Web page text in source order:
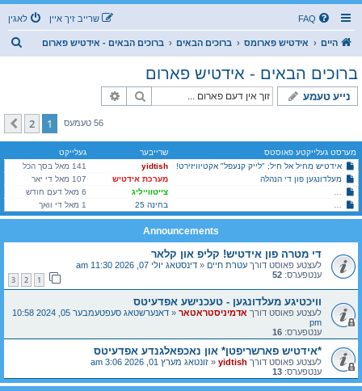
FAQ לאגין שרייב זיך איין
היים אידטיש פארומס ברוכים הבאים ברוכים הבאים - אידטיש פארום
ברוכים הבאים - אידטיש פארום
נייע טעמע זוך
56 טעמעס 1
2
קומענדיגע
מערסט געלייקטע פאוסטס שרייבער
געלייקט
אידטיש מחיל אל חיל; "לייק קנעפל" אקטיוויזירט!
yidtish
141 מאל בסך הכל
מעלדונגען פון די הנהלה
מערכת אידטיש
107 מאל די יאר
פראגעס און שמועסן איבער דעם צענזור אויף אידטישצייטווייליג
6 מאל דעם חודש
זוכט א חברותא פאר א שפראך-אויסבייט (אידיש - עברית)
בחינה 25 1 מאל די וואך
Announcements
די מטרה פון אידטיש! קליפ און קלאר
לעצטע פאוסט דורך עטרת חיים « דינסטאג יולי 07, 2026 11:30 am
ענטפערס: 52
1
2
3
וויכטיגע מעלדונגען - טעכנישע אפדעיטס
לעצטע פאוסט דורך אדמיניסטראטאר «
דאנערשטאג סעפטעמבער 05, 2024 10:58
pm
ענטפערס: 16
*אידטיש פארשריפטן* און נאכפאלגנדע אפדעיטס
לעצטע פאוסט דורך yidtish
« זונטאג מערץ 01, 2026 3:06 am
ענטפערס: 13